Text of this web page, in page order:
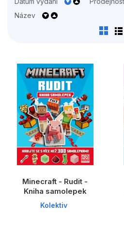
Tipy redakce
Dárkové publikace
Dárkové zboží
Hobby
Jazyky
Kalendáře
Komiks
Křížovky
Kuchařky
Název
Minecraft - Rudit -
Kniha samolepek
Kolektiv